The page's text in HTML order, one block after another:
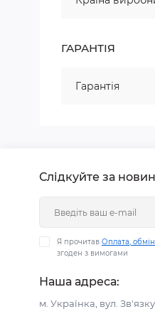
ГАРАНТІЯ
Гарантія
Слідкуйте за
Я прочитав Оплата,
згоден з вимогами
Наша адреса:
м. Українка, вул.